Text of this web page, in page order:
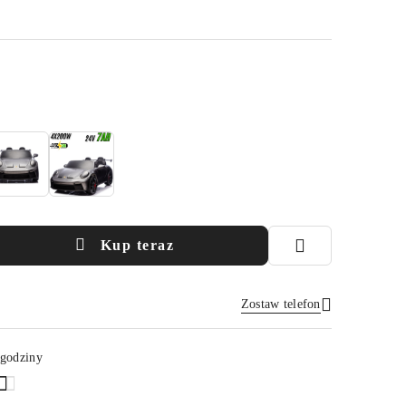
Kup teraz
Zostaw telefon
Wyślij